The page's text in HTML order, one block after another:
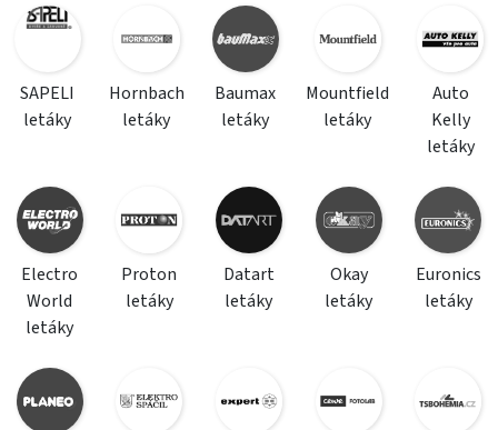
SAPELI
letáky
Hornbach
letáky
Baumax
letáky
Mountfield
letáky
Auto
Kelly
letáky
Electro
World
letáky
Proton
letáky
Datart
letáky
Okay
letáky
Euronics
letáky